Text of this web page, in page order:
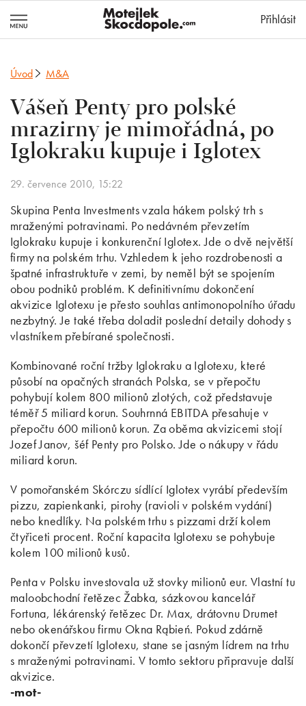
Přihlásit
Úvod M&A
Vášeň Penty pro polské
mrazirny je mimořádná, po
Iglokraku kupuje i Iglotex
29. července 2010, 15:22
Skupina Penta Investments vzala hákem polský trh s
mraženými potravinami. Po nedávném převzetím
Iglokraku kupuje i konkurenční Iglotex. Jde o dvě největší
firmy na polském trhu. Vzhledem k jeho rozdrobenosti a
špatné infrastruktuře v zemi, by neměl být se spojením
obou podniků problém. K definitivnímu dokončení
akvizice Iglotexu je přesto souhlas antimonopolního úřadu
nezbytný. Je také třeba doladit poslední detaily dohody s
vlastníkem přebírané společnosti.
Kombinované roční tržby Iglokraku a Iglotexu, které
působí na opačných stranách Polska, se v přepočtu
pohybují kolem 800 milionů zlotých, což představuje
téměř 5 miliard korun. Souhrnná EBITDA přesahuje v
přepočtu 600 milionů korun. Za oběma akvizicemi stojí
Jozef Janov, šéf Penty pro Polsko. Jde o nákupy v řádu
miliard korun.
V pomořanském Skórczu sídlící Iglotex vyrábí především
pizzu, zapienkanki, pirohy (ravioli v polském vydání)
nebo knedlíky. Na polském trhu s pizzami drží kolem
čtyřiceti procent. Roční kapacita Iglotexu se pohybuje
kolem 100 milionů kusů.
Penta v Polsku investovala už stovky milionů eur. Vlastní tu
maloobchodní řetězec Žabka, sázkovou kancelář
Fortuna, lékárenský řetězec Dr. Max, drátovnu Drumet
nebo okenářskou firmu Okna Rąbień. Pokud zdárně
dokončí převzetí Iglotexu, stane se jasným lídrem na trhu
s mraženými potravinami. V tomto sektoru připravuje další
akvizice.
-mot-